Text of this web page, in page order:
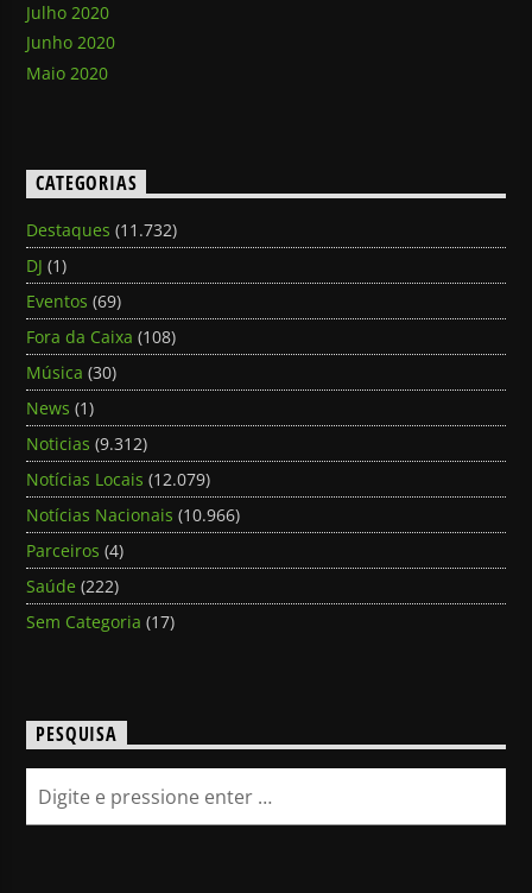
Julho 2020
Junho 2020
Maio 2020
CATEGORIAS
Destaques (11.732)
DJ (1)
Eventos (69)
Fora da Caixa (108)
Música (30)
News (1)
Noticias (9.312)
Notícias Locais (12.079)
Notícias Nacionais (10.966)
Parceiros (4)
Saúde (222)
Sem Categoria (17)
PESQUISA